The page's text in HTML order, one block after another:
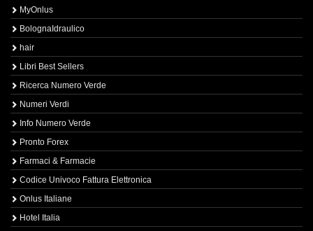
MyOnlus
BolognaIdraulico
hair
Libri Best Sellers
Ricerca Numero Verde
Numeri Verdi
Info Numero Verde
Pronto Forex
Farmaci & Farmacie
Codice Univoco Fattura Elettronica
Onlus Italiane
Hotel Italia